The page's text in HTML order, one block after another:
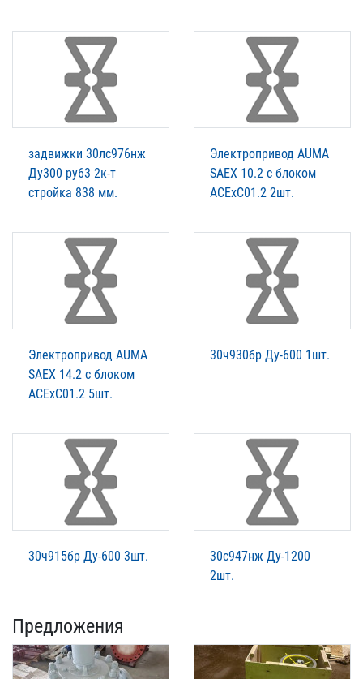
задвижки 30лс976нж
Ду300 ру63 2к-т
стройка 838 мм.
Электропривод AUMA
SAEX 10.2 c блоком
ACExC01.2 2шт.
Электропривод AUMA
SAEX 14.2 c блоком
ACExC01.2 5шт.
30ч930бр Ду-600 1шт.
30ч915бр Ду-600 3шт.
30с947нж Ду-1200
2шт.
Предложения